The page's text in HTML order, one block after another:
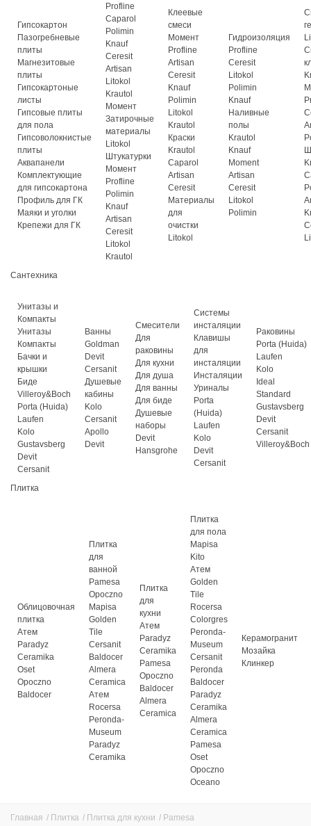
Гипсокартон
Пазогребневые
плиты
Магнезитовые
плиты
Гипсокартоные
листы
Гипсовые плиты
для пола
Гипсоволокнистые
плиты
Аквапанели
Комплектующие
для гипсокартона
Профиль для ГК
Маяки и уголки
Крепежи для ГК
Profline
Caparol
Polimin
Knauf
Ceresit
Artisan
Litokol
Krautol
Момент
Затирочные
материалы
Litokol
Штукатурки
Момент
Profline
Polimin
Knauf
Artisan
Ceresit
Litokol
Krautol
Клеевые
смеси
Момент
Profline
Artisan
Ceresit
Knauf
Polimin
Litokol
Krautol
Краски
Krautol
Caparol
Artisan
Ceresit
Материалы
для
очистки
Litokol
Гидроизоляция
Profline
Ceresit
Litokol
Polimin
Knauf
Наливные
полы
Krautol
Knauf
Moment
Artisan
Ceresit
Litokol
Polimin
Сантехника
Унитазы и
Компакты
Унитазы
Компакты
Бачки и
крышки
Биде
Villeroy&Boch
Porta (Huida)
Laufen
Kolo
Gustavsberg
Devit
Cersanit
Ванны
Goldman
Devit
Cersanit
Душевые
кабины
Kolo
Cersanit
Apollo
Devit
Смесители
Для
раковины
Для кухни
Для душа
Для ванны
Для биде
Душевые
наборы
Devit
Hansgrohe
Системы
инсталяции
Клавишы
для
инсталяции
Инсталяции
Уриналы
Porta
(Huida)
Laufen
Kolo
Devit
Cersanit
Раковины
Porta (Huida)
Laufen
Kolo
Ideal
Standard
Gustavsberg
Devit
Cersanit
Villeroy&Boch
Плитка
Облицовочная
плитка
Атем
Paradyz
Ceramika
Oset
Opoczno
Baldocer
Плитка
для
ванной
Pamesa
Opoczno
Mapisa
Golden
Tile
Cersanit
Baldocer
Almera
Ceramica
Атем
Rocersa
Peronda-
Museum
Paradyz
Ceramika
Плитка
для
кухни
Атем
Paradyz
Ceramika
Pamesa
Opoczno
Baldocer
Almera
Ceramica
Плитка
для пола
Mapisa
Kito
Атем
Golden
Tile
Rocersa
Colorgres
Peronda-
Museum
Cersanit
Peronda
Baldocer
Paradyz
Ceramika
Almera
Ceramica
Pamesa
Oset
Opoczno
Oceano
Керамогранит
Мозайка
Клинкер
Главная / Плитка / Плитка для кухни / Pamesa